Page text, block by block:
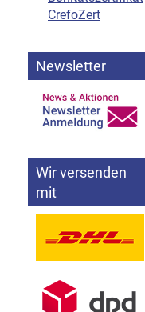
CrefoZert
Newsletter
Wir versenden
mit